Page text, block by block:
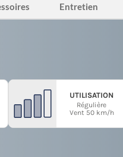
Entretien
UTILISATION
Régulière
Vent 50 km/h